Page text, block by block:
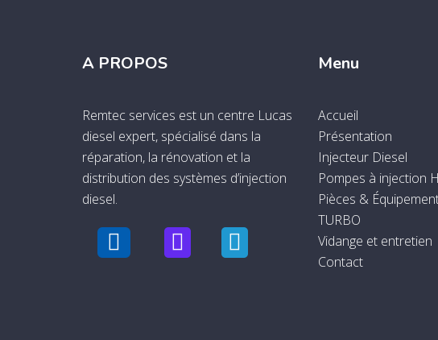
A PROPOS
Remtec services est un centre Lucas
diesel expert, spécialisé dans la
réparation, la rénovation et la
distribution des systèmes d’injection
diesel.
Menu
Accueil
Présentation
Injecteur Diesel
Pompes à injection
Pièces &
TURBO
Vidange et entretien
Contact